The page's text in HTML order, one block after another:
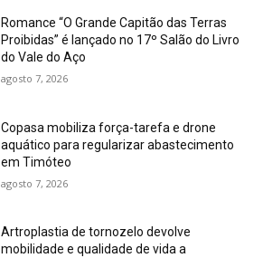
Romance “O Grande Capitão das Terras
Proibidas” é lançado no 17º Salão do Livro
do Vale do Aço
agosto 7, 2026
Copasa mobiliza força-tarefa e drone
aquático para regularizar abastecimento
em Timóteo
agosto 7, 2026
Artroplastia de tornozelo devolve
mobilidade e qualidade de vida a